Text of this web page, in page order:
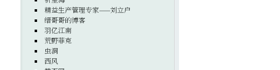
精益生产管理专家——刘立户
缙哥哥的博客
羽亿江南
荒野菲克
虫洞
西风